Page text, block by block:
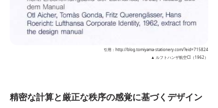
引用：http://blog.tomiyama-stationery.com/?eid=715824
▲ ルフトハンザ航空CI（1962）
精密な計算と厳正な秩序の感覚に基づくデザイン